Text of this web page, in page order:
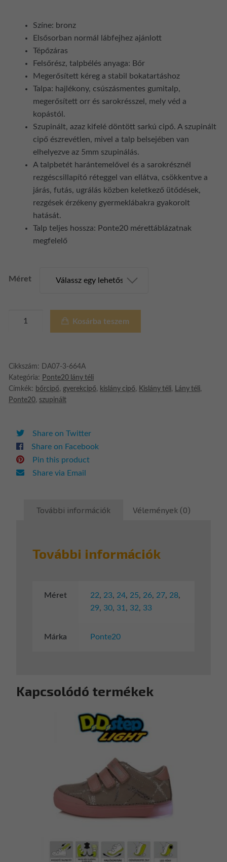
16
380 Ft
Színe: bronz
Elsősorban normál lábfejhez ajánlott
Tépőzáras
Felsőrész, talpbélés anyaga: Bőr
Megerősített kéreg a stabil bokatartáshoz
Talpa: hajlékony, csúszásmentes gumitalp,
megerősített orr és sarokrésszel, mely véd a
kopástól.
Szupinált, azaz kifelé döntött sarkú cipő. A szupinált
cipő észrevétlen, mivel a talp belsejében van
elhelyezve az 5mm szupinálás.
A talpbetét harántemelővel és a sarokrésznél
rezgéscsillapító réteggel van ellátva, csökkentve a
járás, futás, ugrálás közben keletkező ütődések,
rezgések érzékeny gyermeklábakra gyakorolt
hatását.
Talp teljes hossza: Ponte20 mérettáblázatnak
megfelelő
Méret
téli
bakancs
(bronz)
mennyiség
Kosárba teszem
Cikkszám: DA07-3-664A
Kategória: Ponte20 lány téli
Címkék: bőrcipő, gyerekcipő, kislány cipő, Kislány téli, Lány téli,
Ponte20, szupinált
Share on Twitter
Share on Facebook
Pin this product
Share via Email
További információk Vélemények (0)
További információk
Méret 22, 23, 24, 25, 26, 27, 28,
29, 30, 31 , 32, 33
Márka Ponte20
Kapcsolódó termékek